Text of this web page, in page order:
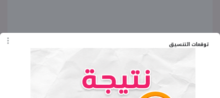
توقعات التنسيق
المصدر: موقع هيئة قضايا الدولة